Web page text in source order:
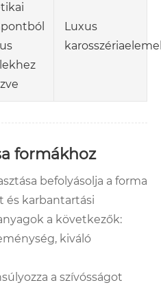
Luxus
formákhoz
befolyásolja a forma
és karbantartási
a következők:
kiváló
a szívósságot